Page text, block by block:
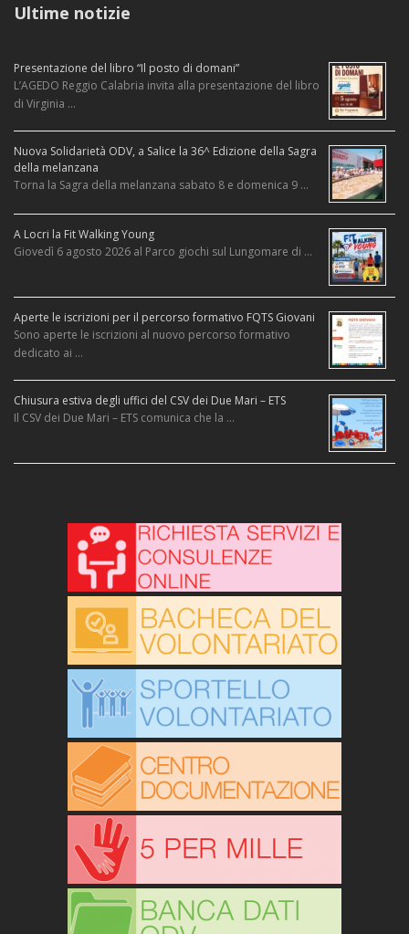
Ultime notizie
Presentazione del libro “Il posto di domani”
L’AGEDO Reggio Calabria invita alla presentazione del libro
di Virginia …
Nuova Solidarietà ODV, a Salice la 36^ Edizione della Sagra
della melanzana
Torna la Sagra della melanzana sabato 8 e domenica 9 …
A Locri la Fit Walking Young
Giovedì 6 agosto 2026 al Parco giochi sul Lungomare di …
Aperte le iscrizioni per il percorso formativo FQTS Giovani
Sono aperte le iscrizioni al nuovo percorso formativo
dedicato ai …
Chiusura estiva degli uffici del CSV dei Due Mari – ETS
Il CSV dei Due Mari – ETS comunica che la …